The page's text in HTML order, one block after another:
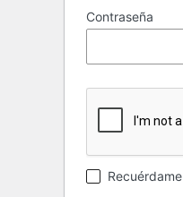
Contraseña
Recuérdame